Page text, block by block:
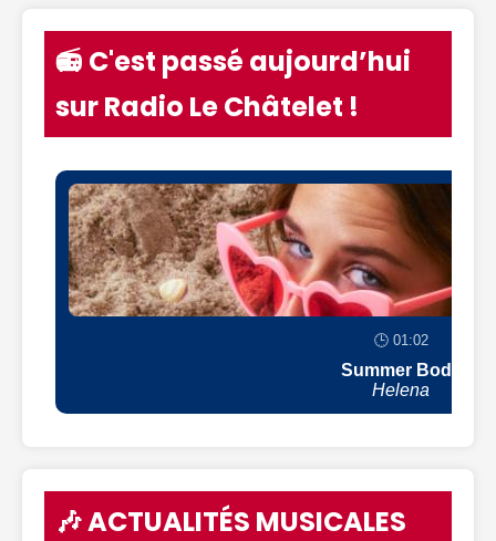
📻 C'est passé aujourd’hui
sur Radio Le Châtelet !
🕒 01:02
Summer Body
Helena
🎶 ACTUALITÉS MUSICALES